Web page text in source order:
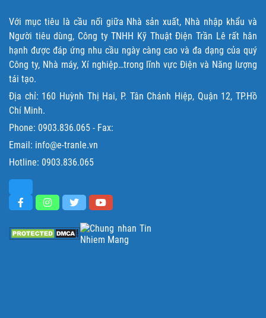
Với mục tiêu là cầu nối giữa Nhà sản xuất, Nhà nhập khẩu và
Người tiêu dùng, Công ty TNHH Kỹ Thuật Điện Trần Lê rất hân
hạnh được đáp ứng nhu cầu ngày càng cao và đa dạng của quý
Công ty, Nhà máy, Xí nghiệp…trong lĩnh vực Điện và Năng lượng
tái tạo.
Địa chỉ: 160 Huỳnh Thị Hai, P. Tân Chánh Hiệp, Quận 12, TP.Hồ
Chí Minh.
Phone: 0903.836.065 - Fax:
Email: info@e-tranle.vn
Hotline: 0903.836.065